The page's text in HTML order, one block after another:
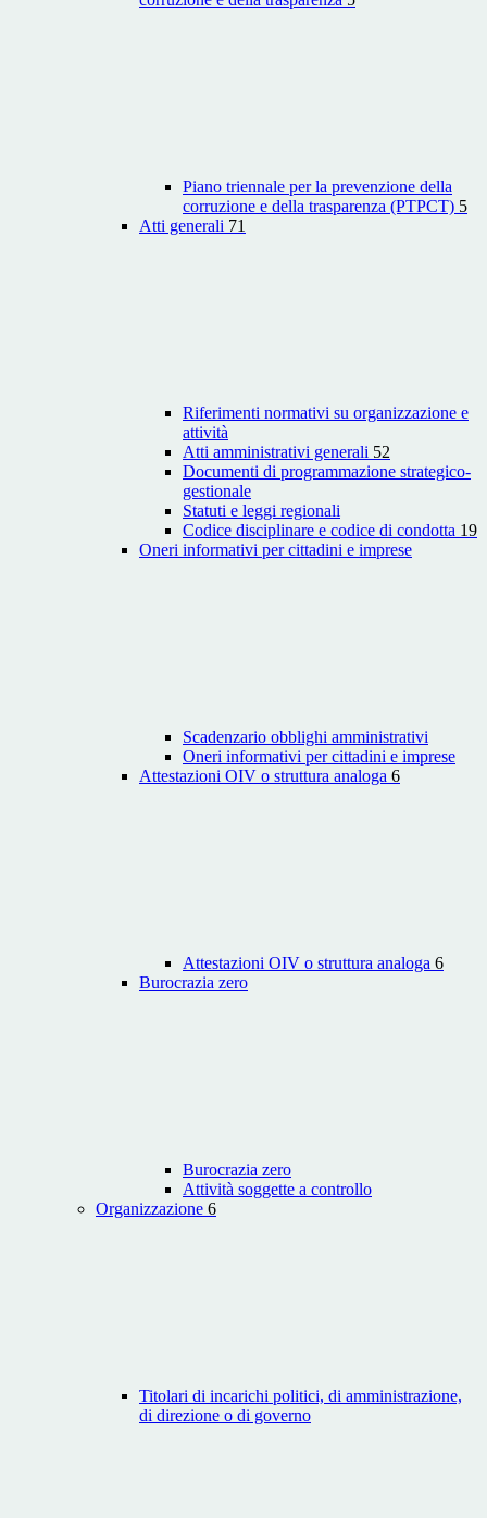
Piano triennale per la prevenzione della
corruzione e della trasparenza (PTPCT) 5
Atti generali 71
Riferimenti normativi su organizzazione e
attività
Atti amministrativi generali 52
Documenti di programmazione strategico-
gestionale
Statuti e leggi regionali
Codice disciplinare e codice di condotta 19
Oneri informativi per cittadini e imprese
Scadenzario obblighi amministrativi
Oneri informativi per cittadini e imprese
Attestazioni OIV o struttura analoga 6
Attestazioni OIV o struttura analoga 6
Burocrazia zero
Burocrazia zero
Attività soggette a controllo
Organizzazione 6
Titolari di incarichi politici, di amministrazione,
di direzione o di governo